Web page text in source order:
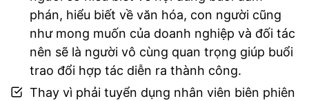
phán, hiểu biết về văn hóa, con người cũng
như mong muốn của doanh nghiệp và đối tác
nên sẽ là người vô cùng quan trọng giúp buổi
trao đổi hợp tác diễn ra thành công.
Thay vì phải tuyển dụng nhân viên biên phiên